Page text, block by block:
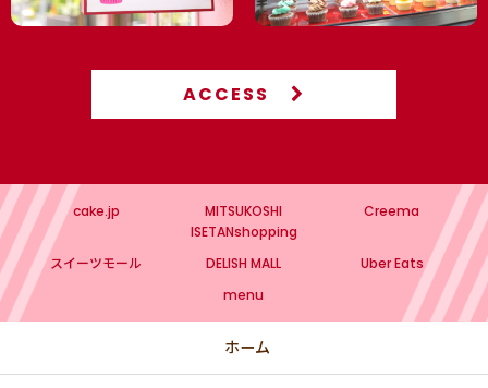
ACCESS
cake.jp
MITSUKOSHI
ISETANshopping
Creema
スイーツモール DELISH MALL
Uber Eats
menu
ホーム